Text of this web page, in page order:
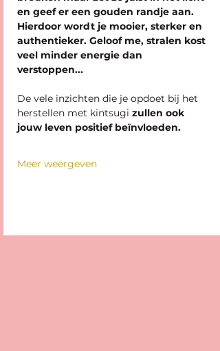
en geef er een gouden randje aan.
Hierdoor wordt je mooier, sterker en
authentieker. Geloof me, stralen kost
veel minder energie dan
verstoppen...
De vele inzichten die je opdoet bij het
herstellen met kintsugi zullen ook
jouw leven positief beïnvloeden.
Meer weergeven